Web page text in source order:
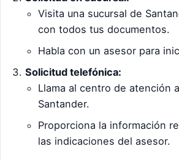
Visita una sucursal de
con todos tus documentos.
Habla con un asesor para
Solicitud telefónica:
Llama al centro de atención
Santander.
Proporciona la información
las indicaciones del asesor.